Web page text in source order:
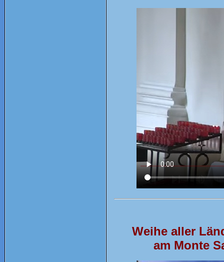
Weihe aller
am Monte